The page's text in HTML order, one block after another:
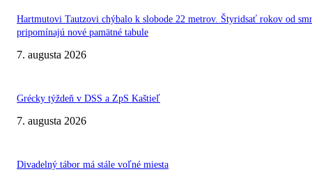
Hartmutovi Tautzovi chýbalo k slobode 22 metrov. Štyridsať rokov od
pripomínajú nové pamätné tabule
7. augusta 2026
Grécky týždeň v DSS a ZpS Kaštieľ
7. augusta 2026
Divadelný tábor má stále voľné miesta